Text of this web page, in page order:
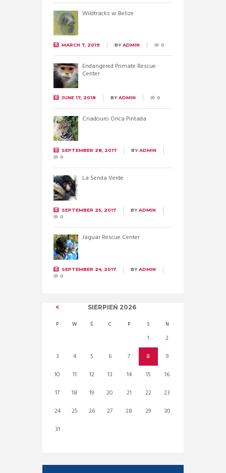
Wildtracks w Belize
MARCH 7, 2019 BYADMIN 0
Endangered Primate Rescue
Center
JUNE 17, 2018 BYADMIN 0
Criadouro Onca Pintada
SEPTEMBER 28, 2017 BYADMIN
0
La Senda Verde
SEPTEMBER 25, 2017 BYADMIN
0
Jaguar Rescue Center
SEPTEMBER 24, 2017 BYADMIN
0
SIERPIEŃ 2026
P W Ś C P S N
1
2
3
4 5 6 7 8
9
10
11 12 13 14 15
16
17
18 19 20 21 22
23
24
25 26 27 28 29
30
31